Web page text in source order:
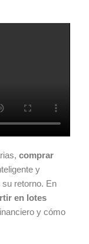
comprar
y
retorno. En
en lotes
y cómo